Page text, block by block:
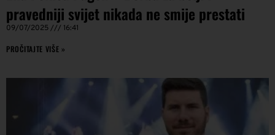
pravedniji svijet nikada ne smije prestati
09/07/2025 16:41
PROČITAJTE VIŠE »